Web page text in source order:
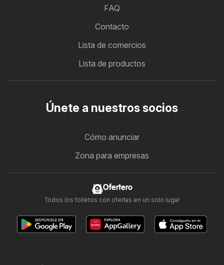
FAQ
Contacto
Lista de comercios
Lista de productos
Únete a nuestros socios
Cómo anunciar
Zona para empresas
Ofertero
Todos los folletos con ofertas en un solo lugar